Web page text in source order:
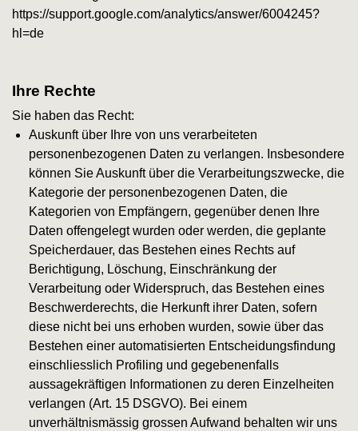
https://support.google.com/analytics/answer/6004245?
hl=de
Ihre Rechte
Sie haben das Recht:
Auskunft über Ihre von uns verarbeiteten
personenbezogenen Daten zu verlangen. Insbesondere
können Sie Auskunft über die Verarbeitungszwecke, die
Kategorie der personenbezogenen Daten, die
Kategorien von Empfängern, gegenüber denen Ihre
Daten offengelegt wurden oder werden, die geplante
Speicherdauer, das Bestehen eines Rechts auf
Berichtigung, Löschung, Einschränkung der
Verarbeitung oder Widerspruch, das Bestehen eines
Beschwerderechts, die Herkunft ihrer Daten, sofern
diese nicht bei uns erhoben wurden, sowie über das
Bestehen einer automatisierten Entscheidungsfindung
einschliesslich Profiling und gegebenenfalls
aussagekräftigen Informationen zu deren Einzelheiten
verlangen (Art. 15 DSGVO). Bei einem
unverhältnismässig grossen Aufwand behalten wir uns